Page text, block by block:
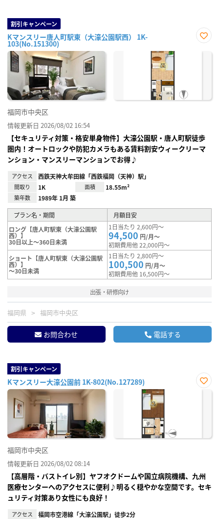
割引キャンペーン
Kマンスリー唐人町駅東（大濠公園駅西） 1K-
103(No.151300)
に入
福岡市中央区
情報更新日 2026/08/02 16:54
【セキュリティ対策・格安単身物件】大濠公園駅・唐人町駅徒歩
圏内！オートロックや防犯カメラもある賃料割安ウィークリーマ
ンション・マンスリーマンションでお得♪
アクセス 西鉄天神大牟田線「西鉄福岡（天神）駅」
間取り 1K 面積 18.55m²
築年数 1989年 1月 築
プラン名・期間
月額目安
ロング【唐人町駅東（大濠公園駅
西）】
30日以上～360日未満
1日当たり 2,600円～
94,500 円/月～
初期費用他 22,000円～
ショート【唐人町駅東（大濠公園駅
西）】
～30日未満
1日当たり 2,800円～
100,500 円/月～
初期費用他 16,500円～
出張・研修向け
福岡県 福岡市中央区
お問合わせ 電話する
割引キャンペーン
Kマンスリー大濠公園前 1K-802(No.127289)
お気
福岡市中央区
情報更新日 2026/08/02 08:14
【高層階・バストイレ別】ヤフオクドームや国立病院機構、九州
医療センターへのアクセスに便利♪明るく穏やかな空間です。セキ
ュリティ対策あり女性にも良好！
アクセス 福岡市空港線「大濠公園駅」徒歩2分